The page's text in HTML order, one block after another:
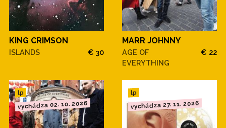
KING CRIMSON
ISLANDS € 30
MARR JOHNNY
AGE OF
EVERYTHING
€ 22
lp
vychádza 02. 10. 2026
lp
vychádza 27. 11. 2026